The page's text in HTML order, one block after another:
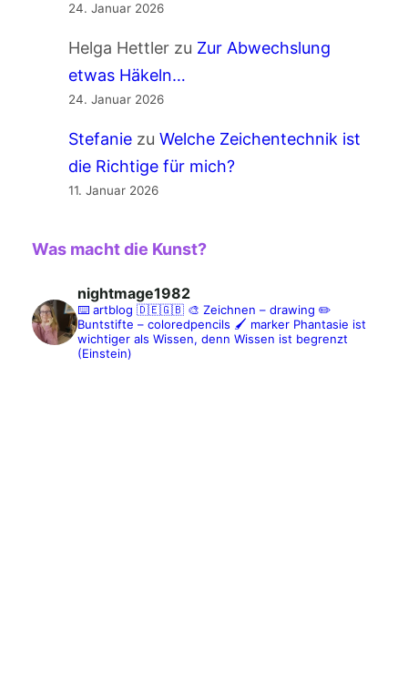
24. Januar 2026
Helga Hettlerzu Zur Abwechslung
etwas Häkeln…
24. Januar 2026
Stefaniezu Welche Zeichentechnik ist
die Richtige für mich?
11. Januar 2026
Was macht die Kunst?
nightmage1982
⌨️ artblog 🇩🇪🇬🇧🎨 Zeichnen – drawing ✏️
Buntstifte – coloredpencils 🖌️ markerPhantasie ist
wichtiger als Wissen, denn Wissen ist begrenzt
(Einstein)